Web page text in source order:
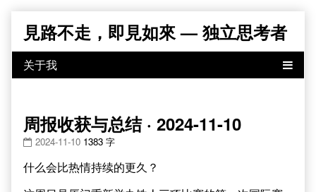
content
見路不走，即見如來 — 独立思考者
周报收获与总结 · 2024-11-10
2024-11-10 1383 字
什么会比热情持续的更久？